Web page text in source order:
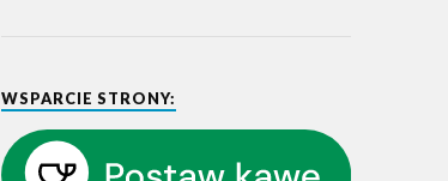
WSPARCIE STRONY: